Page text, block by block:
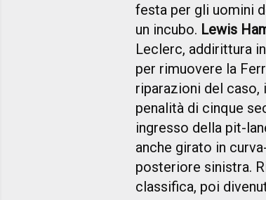
festa per gli uomini
un incubo. Lewis
Leclerc, addirittura
per rimuovere la
riparazioni del caso,
penalità di cinque
ingresso della pit-
anche girato in
posteriore sinistra.
classifica, poi